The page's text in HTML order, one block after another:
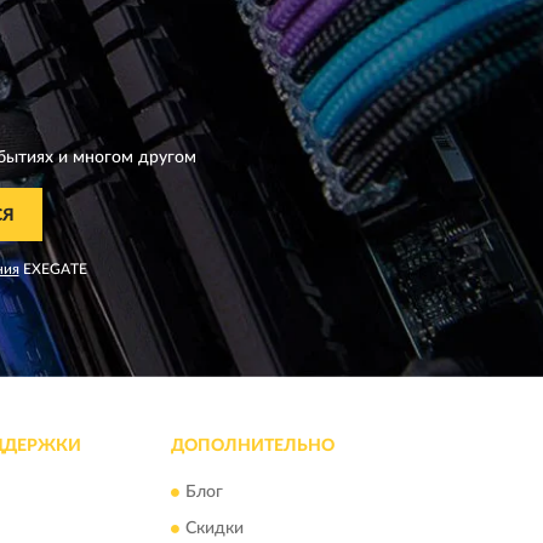
и многом другом
EXEGATE
ДОПОЛНИТЕЛЬНО
Блог
Скидки